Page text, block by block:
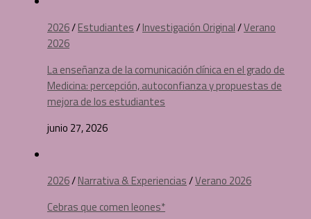
2026/Estudiantes/Investigación Original/Verano
2026
La enseñanza de la comunicación clínica en el grado de
Medicina: percepción, autoconfianza y propuestas de
mejora de los estudiantes
junio 27, 2026
2026/Narrativa & Experiencias/Verano 2026
Cebras que comen leones*